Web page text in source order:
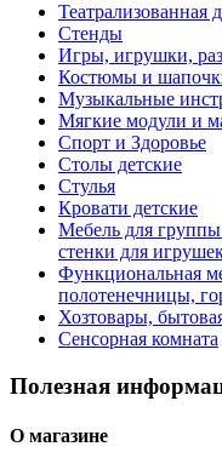
Театрализованная
Стенды
Игры, игрушки,
Костюмы и
Музыкальные
Мягкие модули и
Спорт и Здоровье
Столы детские
Стулья
Кровати детские
Мебель для группы
стенки для
Функциональная
полотенечницы,
Хозтовары,
Сенсорная комната
Полезная
О магазине